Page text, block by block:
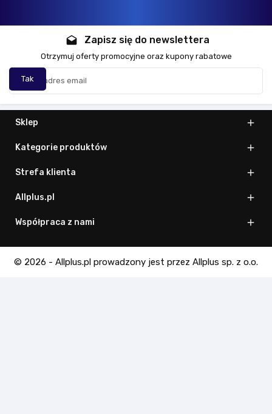
drafts Zapisz się do newslettera
Otrzymuj oferty promocyjne oraz kupony rabatowe
Sklep 
Kategorie produktów 
Strefa klienta 
Allplus.pl 
Współpraca z nami 
© 2026 - Allplus.pl prowadzony jest przez Allplus sp. z o.o.